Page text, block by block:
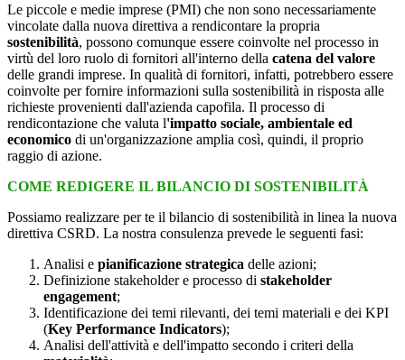
Le piccole e medie imprese (PMI) che non sono necessariamente
vincolate dalla nuova direttiva a rendicontare la propria
sostenibilità, possono comunque essere coinvolte nel processo in
virtù del loro ruolo di fornitori all'interno della catena del valore
delle grandi imprese. In qualità di fornitori, infatti, potrebbero essere
coinvolte per fornire informazioni sulla sostenibilità in risposta alle
richieste provenienti dall'azienda capofila. Il processo di
rendicontazione che valuta l'impatto sociale, ambientale ed
economico di un'organizzazione amplia così, quindi, il proprio
raggio di azione.
COME REDIGERE IL BILANCIO DI SOSTENIBILITÀ
Possiamo realizzare per te il bilancio di sostenibilità in linea la nuova
direttiva CSRD. La nostra consulenza prevede le seguenti fasi:
Analisi e pianificazione strategica delle azioni;
Definizione stakeholder e processo di stakeholder
engagement;
Identificazione dei temi rilevanti, dei temi materiali e dei KPI
(Key Performance Indicators);
Analisi dell'attività e dell'impatto secondo i criteri della